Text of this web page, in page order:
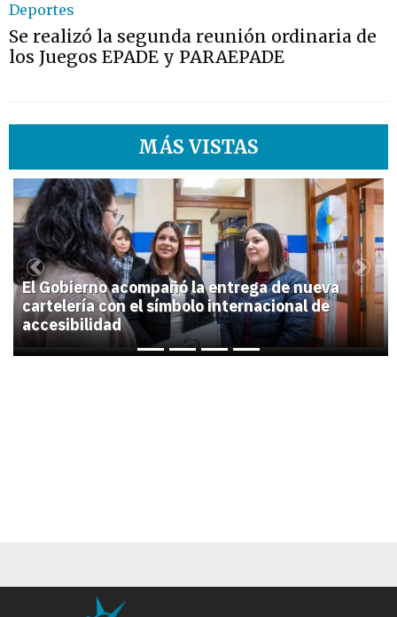
Deportes
Se realizó la segunda reunión ordinaria de
los Juegos EPADE y PARAEPADE
MÁS VISTAS
1
El Gobierno acompañó la entrega de nueva
cartelería con el símbolo internacional de
accesibilidad
Previous Next